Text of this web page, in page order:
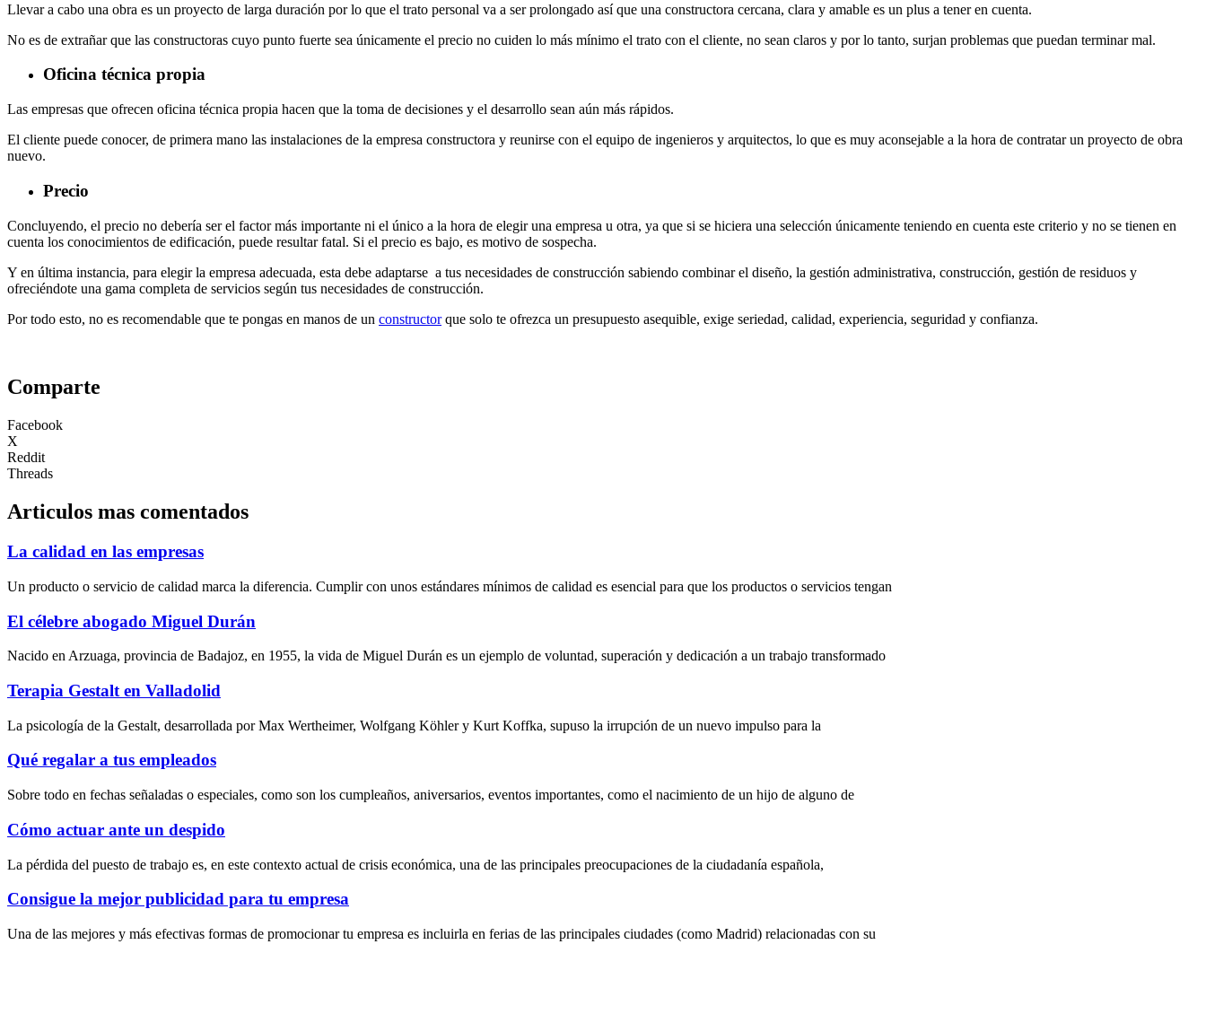
Llevar a cabo una obra es un proyecto de larga duración por lo que el trato personal va a ser prolongado así que una constructora cercana, clara y amable es un plus a tener en cuenta.
No es de extrañar que las constructoras cuyo punto fuerte sea únicamente el precio no cuiden lo más mínimo el trato con el cliente, no sean claros y por lo tanto, surjan problemas que puedan terminar mal.
Oficina técnica propia
Las empresas que ofrecen oficina técnica propia hacen que la toma de decisiones y el desarrollo sean aún más rápidos.
El cliente puede conocer, de primera mano las instalaciones de la empresa constructora y reunirse con el equipo de ingenieros y arquitectos, lo que es muy aconsejable a la hora de contratar un proyecto de obra
nuevo.
Precio
Concluyendo, el precio no debería ser el factor más importante ni el único a la hora de elegir una empresa u otra, ya que si se hiciera una selección únicamente teniendo en cuenta este criterio y no se tienen en
cuenta los conocimientos de edificación, puede resultar fatal. Si el precio es bajo, es motivo de sospecha.
Y en última instancia, para elegir la empresa adecuada, esta debe adaptarse a tus necesidades de construcción sabiendo combinar el diseño, la gestión administrativa, construcción, gestión de residuos y
ofreciéndote una gama completa de servicios según tus necesidades de construcción.
Por todo esto, no es recomendable que te pongas en manos de un constructorque solo te ofrezca un presupuesto asequible, exige seriedad, calidad, experiencia, seguridad y confianza.
Comparte
Facebook
X
Reddit
Threads
Articulos mas comentados
La calidad en las empresas
Un producto o servicio de calidad marca la diferencia. Cumplir con unos estándares mínimos de calidad es esencial para que los productos o servicios tengan
El célebre abogado Miguel Durán
Nacido en Arzuaga, provincia de Badajoz, en 1955, la vida de Miguel Durán es un ejemplo de voluntad, superación y dedicación a un trabajo transformado
Terapia Gestalt en Valladolid
La psicología de la Gestalt, desarrollada por Max Wertheimer, Wolfgang Köhler y Kurt Koffka, supuso la irrupción de un nuevo impulso para la
Qué regalar a tus empleados
Sobre todo en fechas señaladas o especiales, como son los cumpleaños, aniversarios, eventos importantes, como el nacimiento de un hijo de alguno de
Cómo actuar ante un despido
La pérdida del puesto de trabajo es, en este contexto actual de crisis económica, una de las principales preocupaciones de la ciudadanía española,
Consigue la mejor publicidad para tu empresa
Una de las mejores y más efectivas formas de promocionar tu empresa es incluirla en ferias de las principales ciudades (como Madrid) relacionadas con su